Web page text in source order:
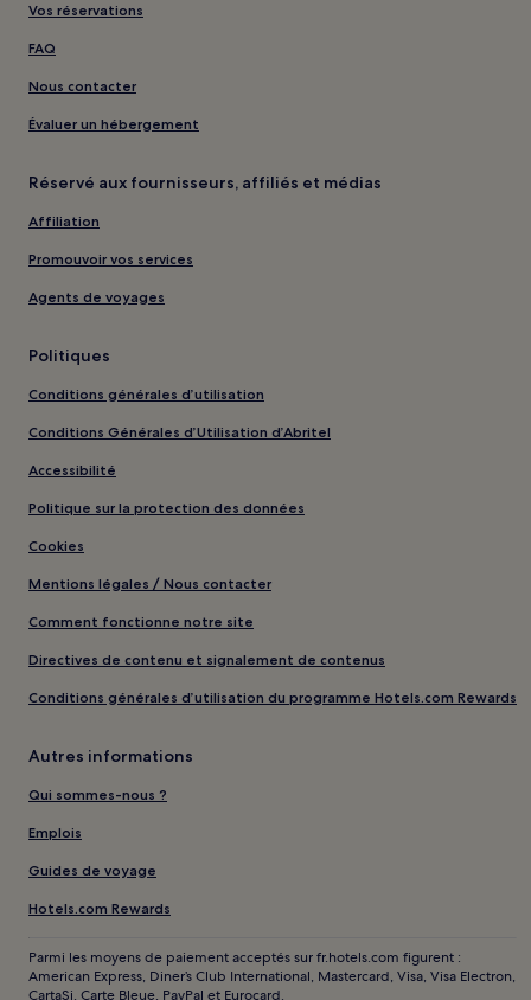
Vos réservations
FAQ
Nous contacter
Évaluer un hébergement
Réservé aux fournisseurs, affiliés et médias
Affiliation
Promouvoir vos services
Agents de voyages
Politiques
Conditions générales d’utilisation
Conditions Générales d’Utilisation d’Abritel
Accessibilité
Politique sur la protection des données
Cookies
Mentions légales / Nous contacter
Comment fonctionne notre site
Directives de contenu et signalement de contenus
Conditions générales d’utilisation du programme Hotels.com Rewards
Autres informations
Qui sommes-nous ?
Emplois
Guides de voyage
Hotels.com Rewards
Parmi les moyens de paiement acceptés sur fr.hotels.com figurent :
American Express, Diner’s Club International, Mastercard, Visa, Visa Electron,
CartaSi, Carte Bleue, PayPal et Eurocard.